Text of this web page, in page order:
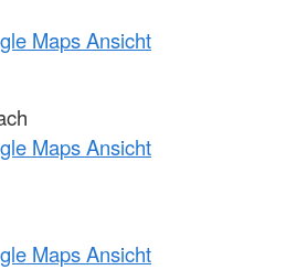
Maps Ansicht
Maps Ansicht
Maps Ansicht